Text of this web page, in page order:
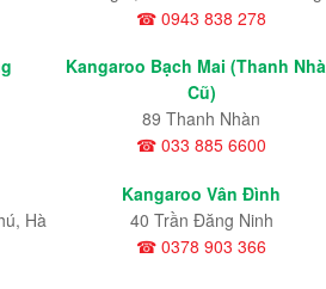
☎ 0943 838 278
Kangaroo Bạch Mai (Thanh
Cũ)
89 Thanh Nhàn
☎ 033 885 6600
Hà
Kangaroo Vân Đình
40 Trần Đăng Ninh
☎ 0378 903 366